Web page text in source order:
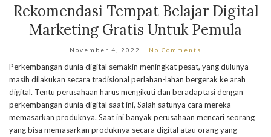
Rekomendasi Tempat Belajar Digital
Marketing Gratis Untuk Pemula
November 4, 2022 No Comments
Perkembangan dunia digital semakin meningkat pesat, yang dulunya
masih dilakukan secara tradisional perlahan-lahan bergerak ke arah
digital. Tentu perusahaan harus mengikuti dan beradaptasi dengan
perkembangan dunia digital saat ini, Salah satunya cara mereka
memasarkan produknya. Saat ini banyak perusahaan mencari seorang
yang bisa memasarkan produknya secara digital atau orang yang